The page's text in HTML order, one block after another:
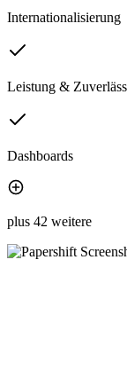
Internationalisierung
Leistung &
Dashboards
plus 42 weitere